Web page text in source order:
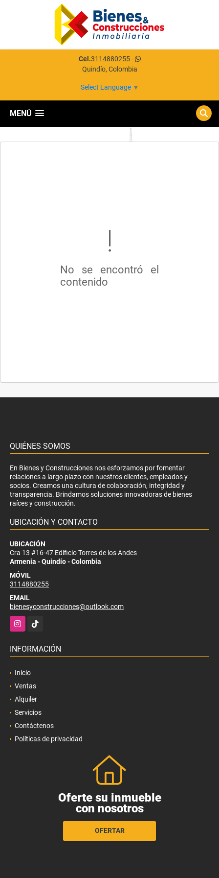
Cel.3114880255-
Quindío, Colombia
Select Language ▼
MENÚ
No se encontró el
contenido
QUIÉNES SOMOS
En Bienes y Construcciones nos esforzamos por fomentar
relaciones a largo plazo con nuestros clientes, empleados y
socios. Creamos una cultura de colaboración, integridad y
transparencia. Brindamos soluciones innovadoras de bienes
raíces y construcción.
UBICACIÓN Y CONTACTO
UBICACIÓN
Cra 13 #16-47 Edificio Torres de los Andes
Armenia - Quindío - Colombia
MÓVIL
3114880255
EMAIL
bienesyconstrucciones@outlook.com
Instagram
TikTok
INFORMACIÓN
Inicio
Ventas
Alquiler
Servicios
Contáctenos
Políticas de privacidad
Oferte su inmueble
con nosotros
OFERTAR